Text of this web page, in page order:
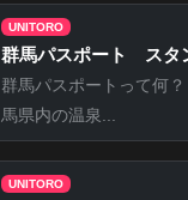
UNITORO
群馬パスポート スタ
群馬パスポートって何
馬県内の温泉...
UNITORO